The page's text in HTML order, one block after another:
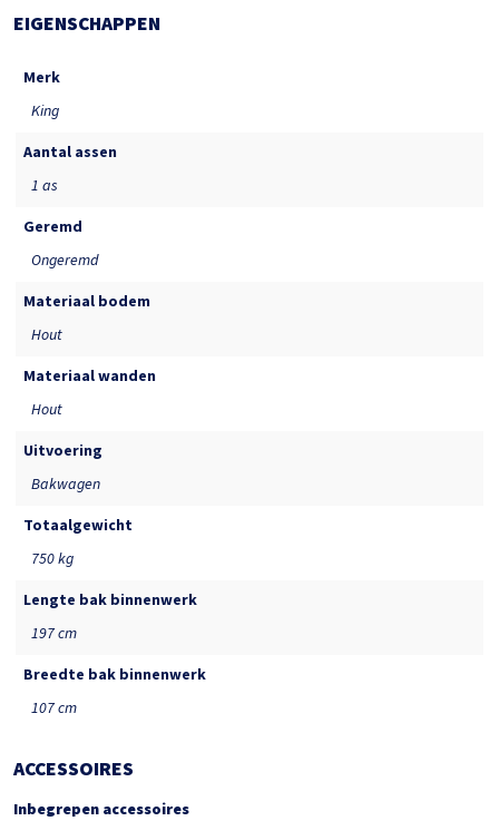
EIGENSCHAPPEN
Merk
King
Aantal assen
1 as
Geremd
Ongeremd
Materiaal bodem
Hout
Materiaal wanden
Hout
Uitvoering
Bakwagen
Totaalgewicht
750 kg
Lengte bak binnenwerk
197 cm
Breedte bak binnenwerk
107 cm
ACCESSOIRES
Inbegrepen accessoires